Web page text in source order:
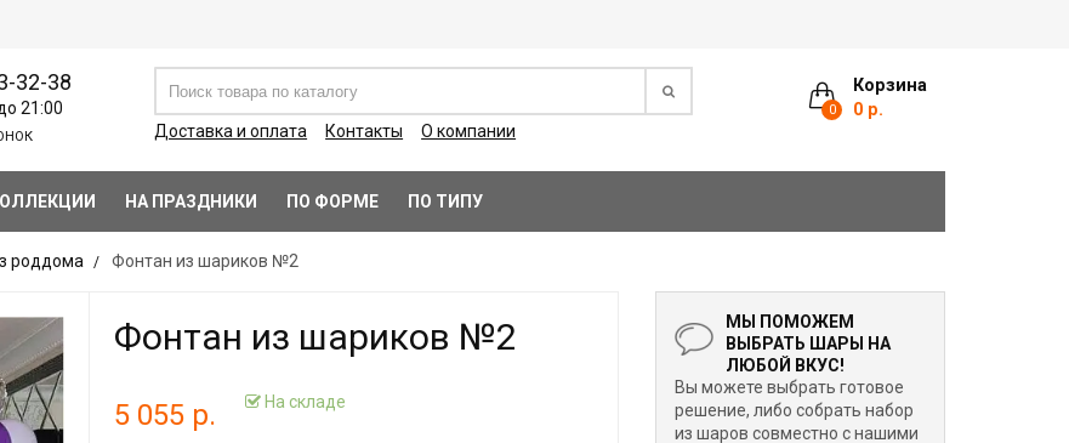
Корзина
0 0 р.
32-38
21:00
Доставка и оплата Контакты О компании
НА ПРАЗДНИКИ ПО ФОРМЕ ПО ТИПУ
роддома Фонтан из шариков №2
Фонтан из шариков №2
5 055 р. На складе
МЫ ПОМОЖЕМ
ВЫБРАТЬ ШАРЫ НА
ЛЮБОЙ ВКУС!
Вы можете выбрать готовое
решение, либо собрать набор
из шаров совместно с нашими